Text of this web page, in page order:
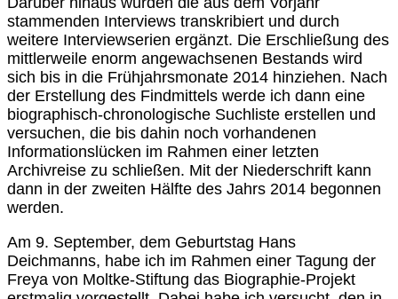
stammenden Interviews transkribiert und durch
weitere Interviewserien ergänzt. Die Erschließung des
mittlerweile enorm angewachsenen Bestands wird
sich bis in die Frühjahrsmonate 2014 hinziehen. Nach
der Erstellung des Findmittels werde ich dann eine
biographisch-chronologische Suchliste erstellen und
versuchen, die bis dahin noch vorhandenen
Informationslücken im Rahmen einer letzten
Archivreise zu schließen. Mit der Niederschrift kann
dann in der zweiten Hälfte des Jahrs 2014 begonnen
werden.
Am 9. September, dem Geburtstag Hans
Deichmanns, habe ich im Rahmen einer Tagung der
Freya von Moltke-Stiftung das Biographie-Projekt